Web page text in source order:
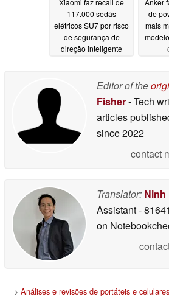
Xiaomi faz recall de
117.000 sedãs
elétricos SU7 por risco
de segurança de
direção inteligente
Anker
de
mais
Editor of the
Fisher- Tech
articles
since 2022
contact
Translator: Ninh
Assistant-
on
> Análises e revisões de portáteis e celulares